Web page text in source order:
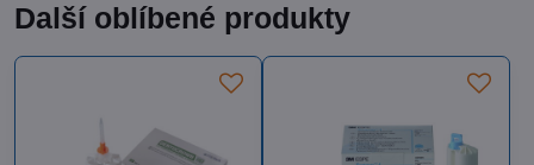
Další oblíbené produkty